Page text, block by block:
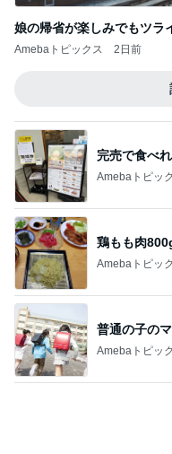
Amebaトピッ
普通の子の
Amebaトピッ
旦那が3切れ
Amebaトピッ